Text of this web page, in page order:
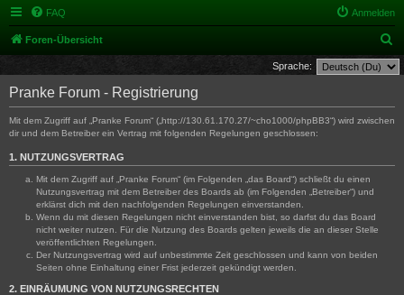
FAQ Anmelden
Foren-Übersicht
u
Sprache:
Pranke Forum - Registrierung
Mit dem Zugriff auf „Pranke Forum“ („http://130.61.170.27/~cho1000/phpBB3“) wird zwischen
dir und dem Betreiber ein Vertrag mit folgenden Regelungen geschlossen:
1. NUTZUNGSVERTRAG
Mit dem Zugriff auf „Pranke Forum“ (im Folgenden „das Board“) schließt du einen
Nutzungsvertrag mit dem Betreiber des Boards ab (im Folgenden „Betreiber“) und
erklärst dich mit den nachfolgenden Regelungen einverstanden.
Wenn du mit diesen Regelungen nicht einverstanden bist, so darfst du das Board
nicht weiter nutzen. Für die Nutzung des Boards gelten jeweils die an dieser Stelle
veröffentlichten Regelungen.
Der Nutzungsvertrag wird auf unbestimmte Zeit geschlossen und kann von beiden
Seiten ohne Einhaltung einer Frist jederzeit gekündigt werden.
2. EINRÄUMUNG VON NUTZUNGSRECHTEN